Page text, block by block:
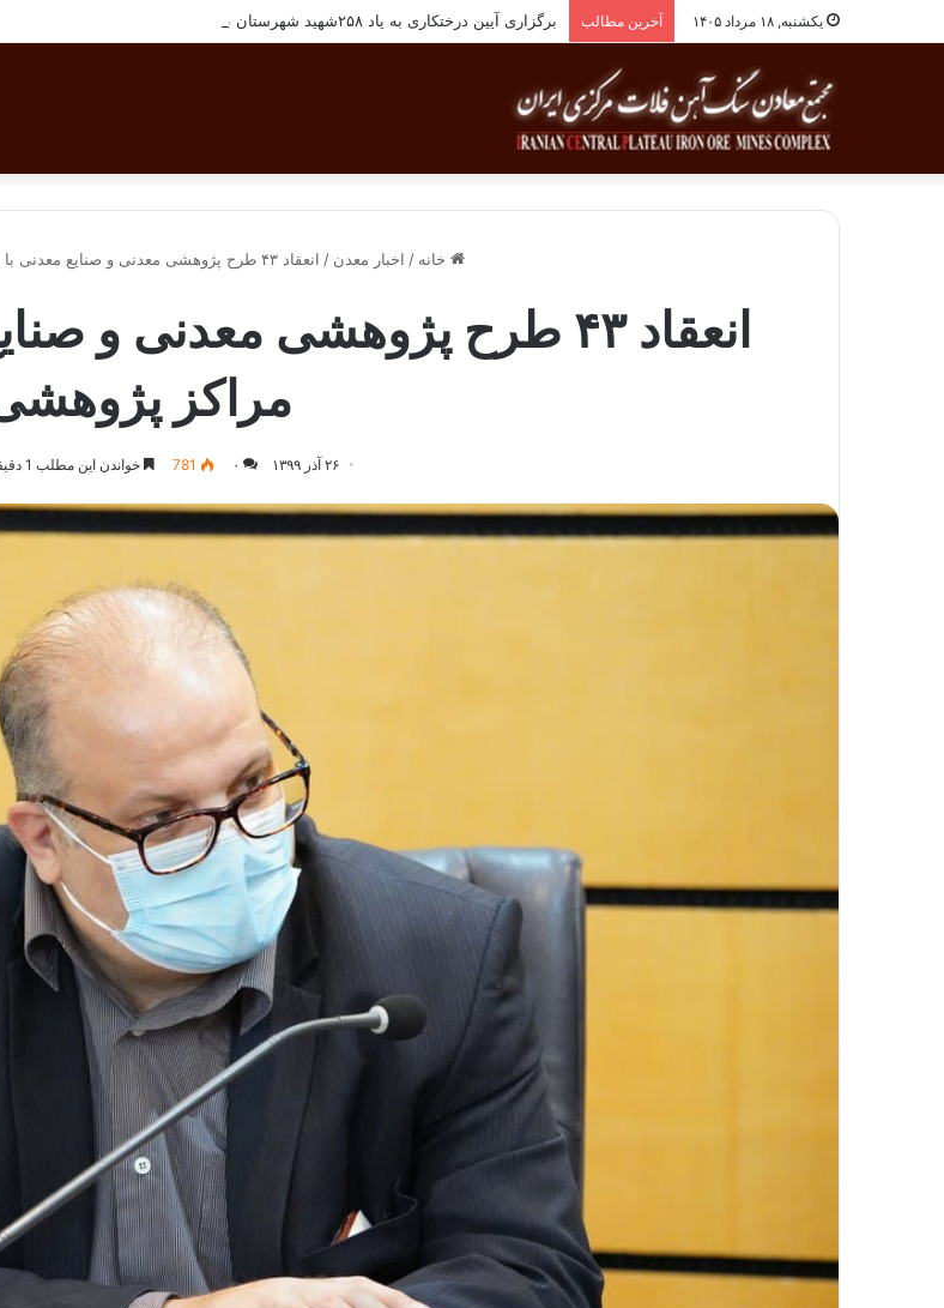
یکشنبه, ۱۸ مرداد ۱۴۰۵ آخرین مطالب برگزاری آیین درختکاری به یاد ۲۵۸شهید شهرستان بافق
خانه / اخبار معدن / انعقاد ۴۳ طرح پژوهشی معدنی و صنایع معدنی با دانشگاه ها و مراکز پژوهشی
انعقاد ۴۳ طرح پژوهشی معدنی و
مراکز
۲۶ آذر ۱۳۹۹ ۰ 781 خواندن این مطلب 1 دقیقه زمان میبرد